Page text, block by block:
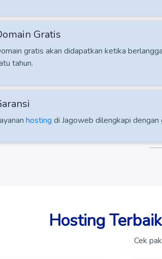
Gratis
gratis akan didapatkan ketika
tahun.
hosting di Jagoweb dilengkapi
Hosting
Cek